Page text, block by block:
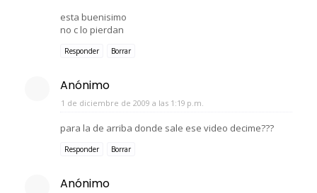
esta buenisimo
no c lo pierdan
Responder Borrar
Anónimo
1 de diciembre de 2009 a las 1:19 p.m.
para la de arriba donde sale ese video decime???
Responder Borrar
Anónimo